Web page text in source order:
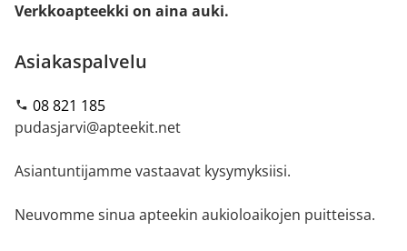
Verkkoapteekki on aina auki.
Asiakaspalvelu
08 821 185
pudasjarvi@apteekit.net
Asiantuntijamme vastaavat kysymyksiisi.
Neuvomme sinua apteekin aukioloaikojen puitteissa.